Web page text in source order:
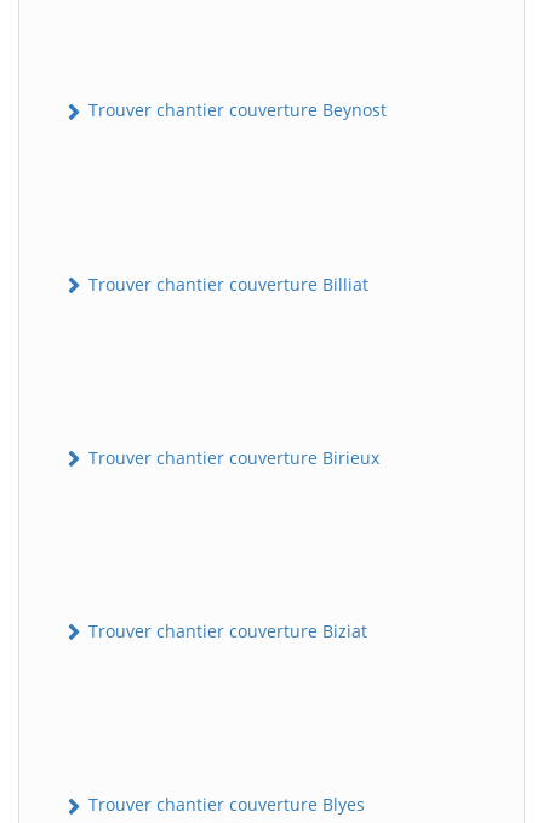
Trouver chantier couverture Beynost
Trouver chantier couverture Billiat
Trouver chantier couverture Birieux
Trouver chantier couverture Biziat
Trouver chantier couverture Blyes